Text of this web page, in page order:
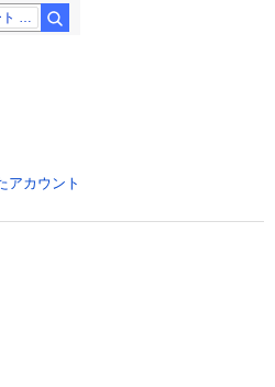
紀
アカウント